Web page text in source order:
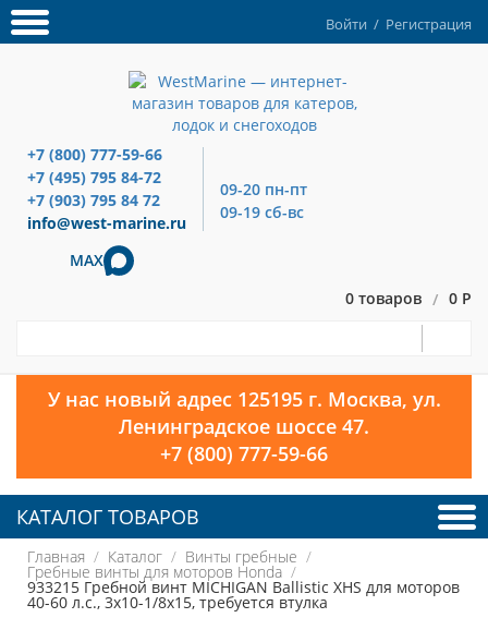
Войти / Регистрация
+7 (800) 777-59-66
+7 (495) 795 84-72
+7 (903) 795 84 72
info@west-marine.ru
09-20 пн-пт
09-19 сб-вс
MAX
0 товаров / 0 Р
У нас новый адрес 125195 г. Москва, ул.
Ленинградское шоссе 47.
+7 (800) 777-59-66
КАТАЛОГ ТОВАРОВ
Главная Каталог Винты гребные
Гребные винты для моторов Honda
933215 Гребной винт MICHIGAN Ballistic XHS для моторов
40-60 л.с., 3x10-1/8x15, требуется втулка